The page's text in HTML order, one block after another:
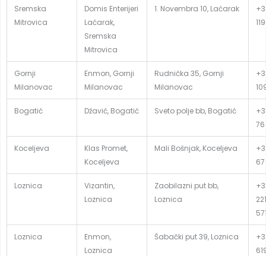
Sremska
Mitrovica
Domis Enterijeri
Laćarak,
Sremska
Mitrovica
1. Novembra 10, Laćarak
119
Gornji
Milanovac
Enmon, Gornji
Milanovac
Rudnička 35, Gornji
Milanovac
Bogatić Džavić, Bogatić Sveto polje bb, Bogatić
76
Koceljeva
Klas Promet,
Koceljeva
Mali Bošnjak, Koceljeva
Loznica
Vizantin,
Loznica
Zaobilazni put bb,
Loznica
Loznica
Enmon,
Loznica
Šabački put 39, Loznica